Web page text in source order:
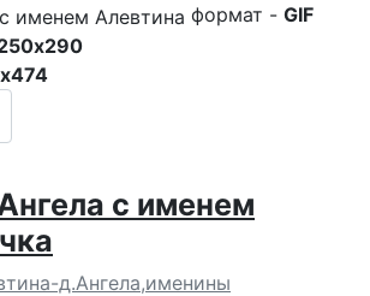
формат - GIF
с именем
д.Ангела,именины